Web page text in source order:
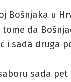
Bošnjaka u
tome da
i sada druga
sada